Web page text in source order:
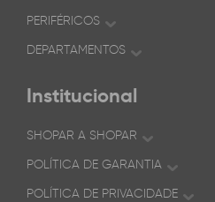
PERIFÉRICOS
DEPARTAMENTOS
Institucional
SHOPAR A SHOPAR
POLÍTICA DE GARANTIA
POLÍTICA DE PRIVACIDADE